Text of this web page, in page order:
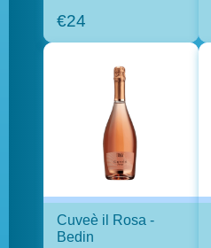
€24
Cuveè il Rosa -
Bedin